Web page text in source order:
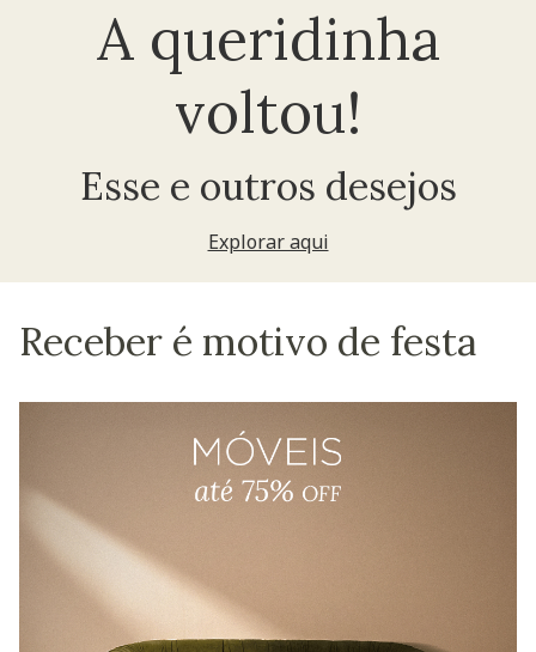
A queridinha
voltou!
Esse e outros desejos
Explorar aqui
Receber é motivo de festa